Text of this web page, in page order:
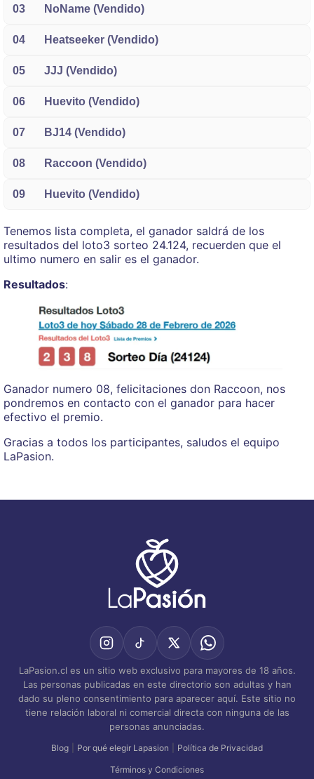
03 NoName (Vendido)
04 Heatseeker (Vendido)
05 JJJ (Vendido)
06 Huevito (Vendido)
07 BJ14 (Vendido)
08 Raccoon (Vendido)
09 Huevito (Vendido)
Tenemos lista completa, el ganador saldrá de los
resultados del loto3 sorteo 24.124, recuerden que el
ultimo numero en salir es el ganador.
Resultados:
Ganador numero 08, felicitaciones don Raccoon, nos
pondremos en contacto con el ganador para hacer
efectivo el premio.
Gracias a todos los participantes, saludos el equipo
LaPasion.
LaPasion.cl es un sitio web exclusivo para mayores de 18 años.
Las personas publicadas en este directorio son adultas y han
dado su pleno consentimiento para aparecer aquí. Este sitio no
tiene relación laboral ni comercial directa con ninguna de las
personas anunciadas.
Blog Por qué elegir Lapasion Política de Privacidad
Términos y Condiciones